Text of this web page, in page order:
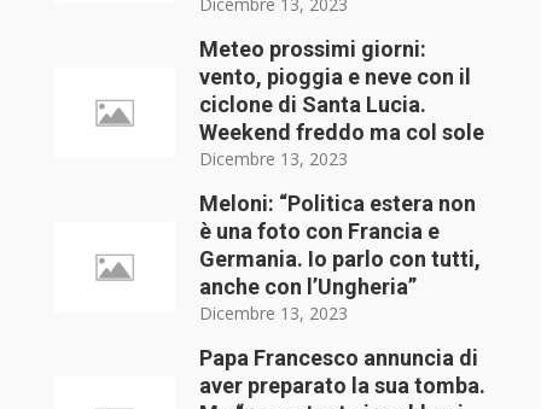
Meteo prossimi giorni:
vento, pioggia e neve con il
ciclone di Santa Lucia.
Weekend freddo ma col sole
Dicembre 13, 2023
Meloni: “Politica estera non
è una foto con Francia e
Germania. Io parlo con tutti,
anche con l’Ungheria”
Dicembre 13, 2023
Papa Francesco annuncia di
aver preparato la sua tomba.